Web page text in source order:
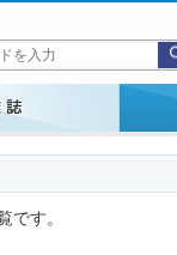
です。